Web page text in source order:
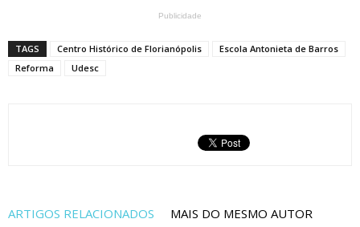
Publicidade
TAGS Centro Histórico de Florianópolis
Escola Antonieta de Barros
Reforma
Udesc
ARTIGOS RELACIONADOS MAIS DO MESMO AUTOR